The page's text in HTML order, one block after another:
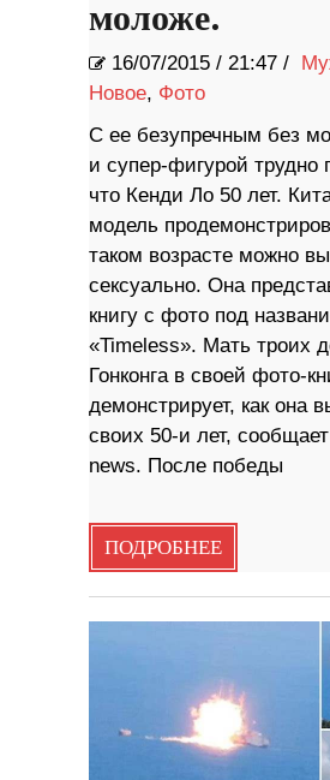
моложе.
16/07/2015 / 21:47 /
Новое, Фото
С ее безупречным без
и супер-фигурой трудно
что Кенди Ло 50 лет.
модель
таком возрасте можно
сексуально. Она
книгу с фото под
«Timeless». Мать троих
Гонконга в своей фото-
демонстрирует, как она
своих 50-и лет,
news. После победы
ПОДРОБНЕЕ